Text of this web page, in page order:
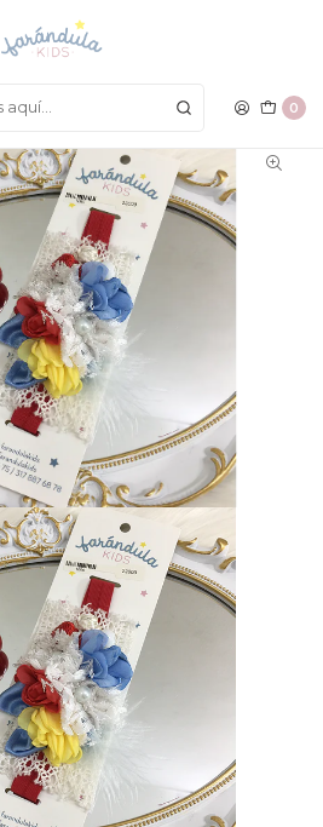
0
PRENDAS A UN SOLO CLICK